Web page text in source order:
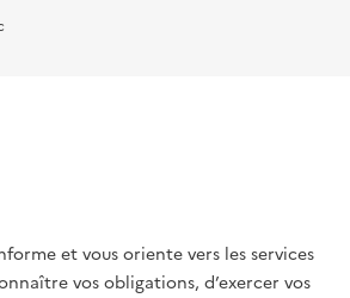
et vous oriente vers les services
vos obligations, d’exercer vos